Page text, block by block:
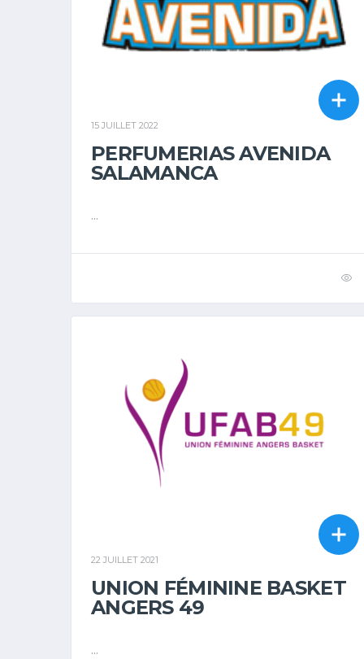
15 JUILLET 2022
PERFUMERIAS AVENIDA
SALAMANCA
...
22 JUILLET 2021
UNION FÉMININE BASKET
ANGERS 49
...